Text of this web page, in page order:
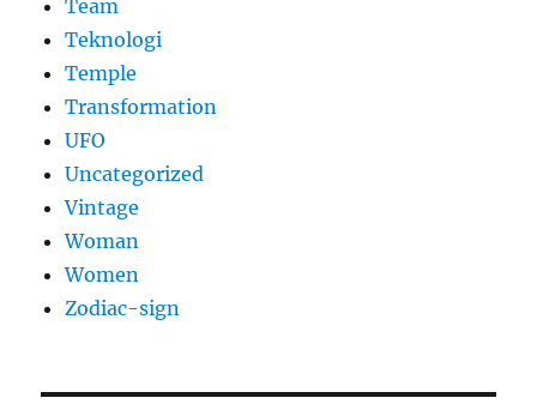
Team
Teknologi
Temple
Transformation
UFO
Uncategorized
Vintage
Woman
Women
Zodiac-sign